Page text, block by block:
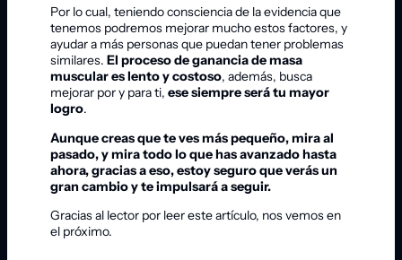
Por lo cual, teniendo consciencia de la evidencia que
tenemos podremos mejorar mucho estos factores, y
ayudar a más personas que puedan tener problemas
similares. El proceso de ganancia de masa
muscular es lento y costoso, además, busca
mejorar por y para ti, ese siempre será tu mayor
logro.
Aunque creas que te ves más pequeño, mira al
pasado, y mira todo lo que has avanzado hasta
ahora, gracias a eso, estoy seguro que verás un
gran cambio y te impulsará a seguir.
Gracias al lector por leer este artículo, nos vemos en
el próximo.